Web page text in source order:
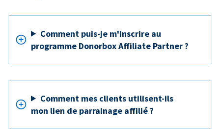
Comment puis-je m'inscrire au
programme Donorbox Affiliate Partner ?
Comment mes clients utilisent-ils
mon lien de parrainage affilié ?